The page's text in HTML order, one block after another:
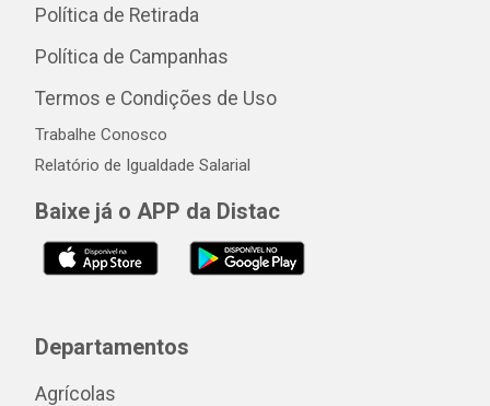
Política de Retirada
Política de Campanhas
Termos e Condições de Uso
Trabalhe Conosco
Relatório de Igualdade Salarial
Baixe já o APP da Distac
Departamentos
Agrícolas